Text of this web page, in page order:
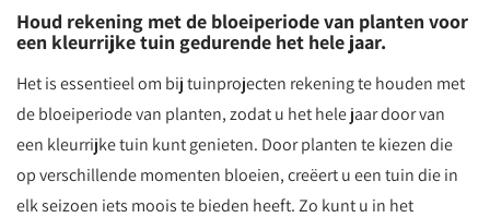
Houd rekening met de bloeiperiode van planten voor
een kleurrijke tuin gedurende het hele jaar.
Het is essentieel om bij tuinprojecten rekening te houden met
de bloeiperiode van planten, zodat u het hele jaar door van
een kleurrijke tuin kunt genieten. Door planten te kiezen die
op verschillende momenten bloeien, creëert u een tuin die in
elk seizoen iets moois te bieden heeft. Zo kunt u in het